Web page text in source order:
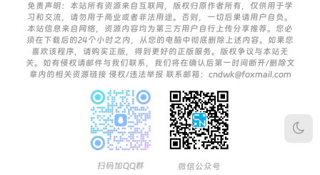
免责声明：本站所有资源来自互联网，版权归原作者所有，仅供用于学
习和交流，请勿用于商业或者非法用途。否则，一切后果请用户自负。
本站信息来自网络，资源内容均为第三方用户自行上传分享推荐。您必
须在下载后的24个小时之内，从您的电脑中彻底删除上述内容。如果您
喜欢该程序，请购买正版，得到更好的正版服务。版权争议与本站无
关。如有侵权请邮件与我们联系，我们将在确认后第一时间断开/删除文
章内的相关资源链接 侵权/违法举报 联系邮箱：cndwk@foxmail.com
扫码加QQ群 微信公众号